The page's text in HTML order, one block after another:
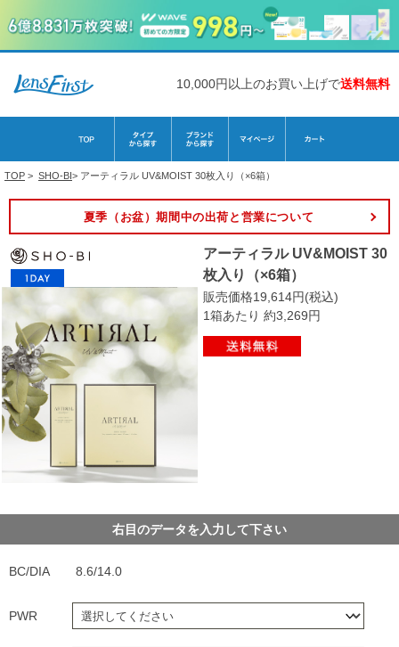
10,000円以上のお買い上げで送料無料
TOP > SHO-BI> アーティラル UV&MOIST 30枚入り（×6箱）
夏季（お盆）期間中の出荷と営業について
アーティラル UV&MOIST 30
枚入り（×6箱）
販売価格19,614円(税込)
1箱あたり 約3,269円
右目のデータを入力して下さい
BC/DIA 8.6/14.0
PWR